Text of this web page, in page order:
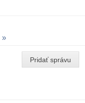
Pridať správu